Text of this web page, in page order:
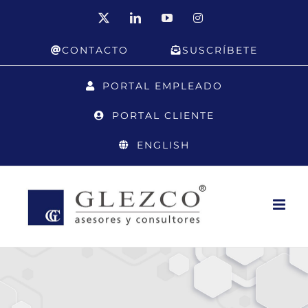
LinkedInYouTubeInstagram
CONTACTO SUSCRÍBETE
PORTAL EMPLEADO
PORTAL CLIENTE
ENGLISH